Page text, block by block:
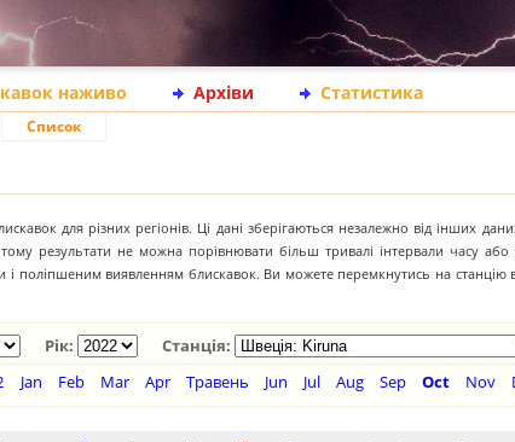
наживо Архіви Статистика
Список
для різних регіонів. Ці дані зберігаються незалежно від інших
тому результати не можна порівнювати більш тривалі інтервали часу
і поліпшеним виявленням блискавок. Ви можете перемкнутись на станцію
Рік:
Станція:
Jan Feb Mar Apr Травень Jun Jul Aug Sep Oct Nov